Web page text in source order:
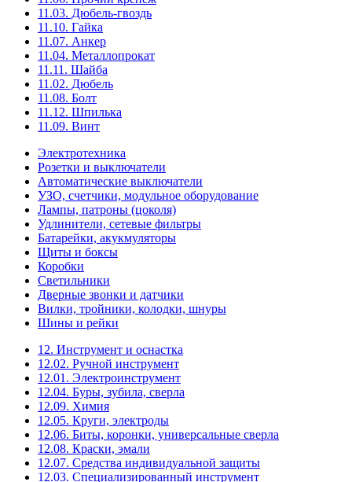
11.03. Дюбель-гвоздь
11.10. Гайка
11.07. Анкер
11.04. Металлопрокат
11.11. Шайба
11.02. Дюбель
11.08. Болт
11.12. Шпилька
11.09. Винт
Электротехника
Розетки и выключатели
Автоматические выключатели
УЗО, счетчики, модульное оборудование
Лампы, патроны (цоколя)
Удлинители, сетевые фильтры
Батарейки, акукмуляторы
Щиты и боксы
Коробки
Светильники
Дверные звонки и датчики
Вилки, тройники, колодки, шнуры
Шины и рейки
12. Инструмент и оснастка
12.02. Ручной инструмент
12.01. Электроинструмент
12.04. Буры, зубила, сверла
12.09. Химия
12.05. Круги, электроды
12.06. Биты, коронки, универсальные сверла
12.08. Краски, эмали
12.07. Средства индивидуальной защиты
12.03. Специализированный инструмент